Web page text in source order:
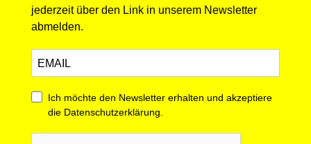
jederzeit über den Link in unserem Newsletter
abmelden.
Ich möchte den Newsletter erhalten und akzeptiere
die Datenschutzerklärung.